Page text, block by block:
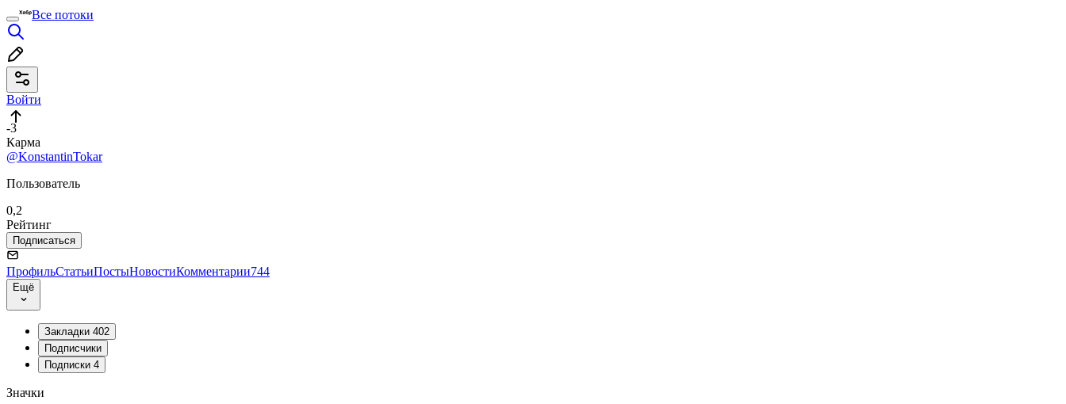
Все потоки
Войти
-3
Карма
@KonstantinTokar
Пользователь
0,2
Рейтинг
Подписаться
ПрофильСтатьиПостыНовостиКомментарии744
Ещё
Закладки 402
Подписчики
Подписки 4
Значки